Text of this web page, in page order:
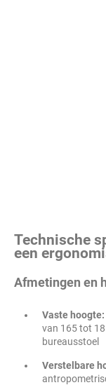
Technische
een
Afmetingen en
Vaste hoogte:
van 165 tot
bureausstoel
Verstelbare